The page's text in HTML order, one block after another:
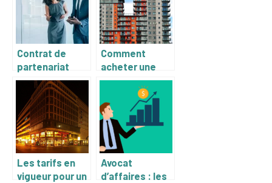
principaux
Contrat de
partenariat
commercial : ce
qu’il faut
mettre
Comment
acheter une
maison en 2022
Les tarifs en
vigueur pour un
Avocat
d’affaires : les